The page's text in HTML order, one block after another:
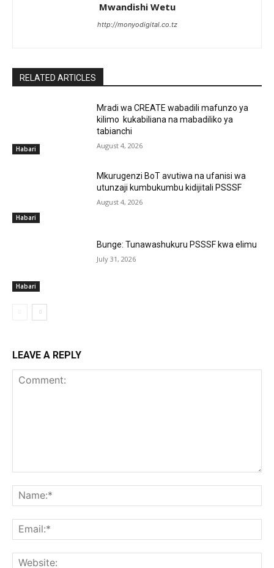
Mwandishi Wetu
http://monyodigital.co.tz
RELATED ARTICLES
Habari
Mradi wa CREATE wabadili mafunzo ya
kilimo kukabiliana na mabadiliko ya
tabianchi
August 4, 2026
Habari
Mkurugenzi BoT avutiwa na ufanisi wa
utunzaji kumbukumbu kidijitali PSSSF
August 4, 2026
Habari
Bunge: Tunawashukuru PSSSF kwa elimu
July 31, 2026
LEAVE A REPLY